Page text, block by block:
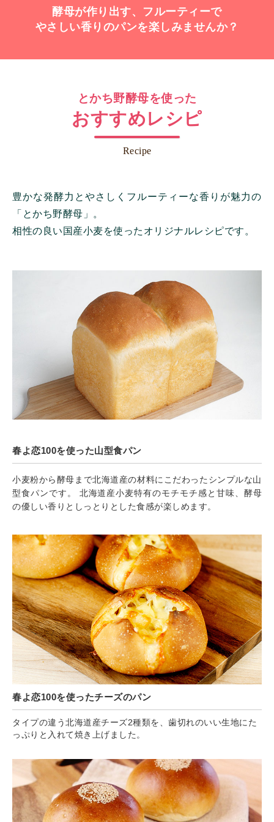
酵母が作り出す、フルーティーで
やさしい香りのパンを楽しみませんか？
とかち野酵母を使った
おすすめレシピ
Recipe
豊かな発酵力とやさしくフルーティーな香りが魅力の
「とかち野酵母」。
相性の良い国産小麦を使ったオリジナルレシピです。
春よ恋100を使った山型食パン
小麦粉から酵母まで北海道産の材料にこだわったシンプルな山
型食パンです。 北海道産小麦特有のモチモチ感と甘味、酵母
の優しい香りとしっとりとした食感が楽しめます。
春よ恋100を使ったチーズのパン
タイプの違う北海道産チーズ2種類を、歯切れのいい生地にた
っぷりと入れて焼き上げました。